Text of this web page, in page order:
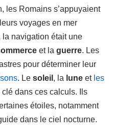
les Romains s’appuyaient
voyages en mer
la navigation était une
et la guerre. Les
pour déterminer leur
. Le soleil , la lune et les
dans ces calculs. Ils
étoiles, notamment
dans le ciel nocturne.